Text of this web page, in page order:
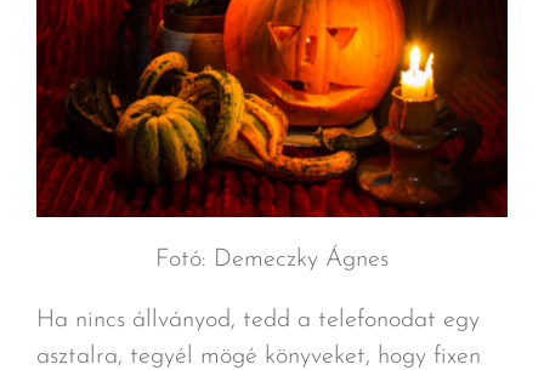
Fotó: Demeczky Ágnes
Ha nincs állványod, tedd a telefonodat egy
asztalra, tegyél mögé könyveket, hogy fixen